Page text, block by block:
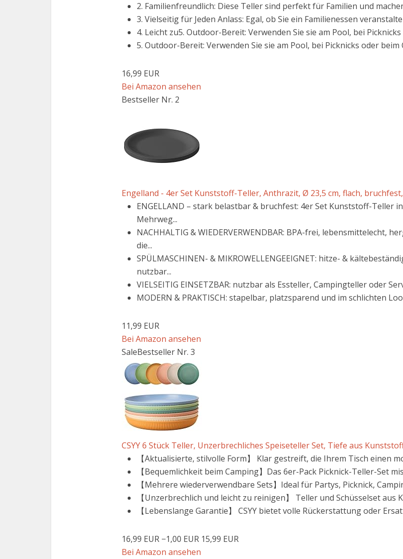
2. Familienfreundlich: Diese Teller sind perfekt für Familien und
3. Vielseitig für Jeden Anlass: Egal, ob Sie ein Familienessen
4. Leicht zu5. Outdoor-Bereit: Verwenden Sie sie am Pool, bei
5. Outdoor-Bereit: Verwenden Sie sie am Pool, bei Picknicks oder beim
16,99 EUR
Bei Amazon ansehen
Bestseller Nr. 2
Engelland - 4er Set Kunststoff-Teller, Anthrazit, Ø 23,5 cm, flach,
ENGELLAND – stark belastbar & bruchfest: 4er Set Kunststoff-Teller
Mehrweg...
NACHHALTIG & WIEDERVERWENDBAR: BPA-frei, lebensmittelecht,
die...
SPÜLMASCHINEN- & MIKROWELLENGEEIGNET: hitze- &
nutzbar...
VIELSEITIG EINSETZBAR: nutzbar als Essteller, Campingteller oder
MODERN & PRAKTISCH: stapelbar, platzsparend und im schlichten
11,99 EUR
Bei Amazon ansehen
SaleBestseller Nr. 3
CSYY 6 Stück Teller, Unzerbrechliches Speiseteller Set, Tiefe aus
【Aktualisierte, stilvolle Form】 Klar gestreift, die Ihrem Tisch einen
【Bequemlichkeit beim Camping】Das 6er-Pack Picknick-Teller-Set
【Mehrere wiederverwendbare Sets】Ideal für Partys, Picknick,
【Unzerbrechlich und leicht zu reinigen】 Teller und Schüsselset aus
【Lebenslange Garantie】 CSYY bietet volle Rückerstattung oder
16,99 EUR −1,00 EUR 15,99 EUR
Bei Amazon ansehen